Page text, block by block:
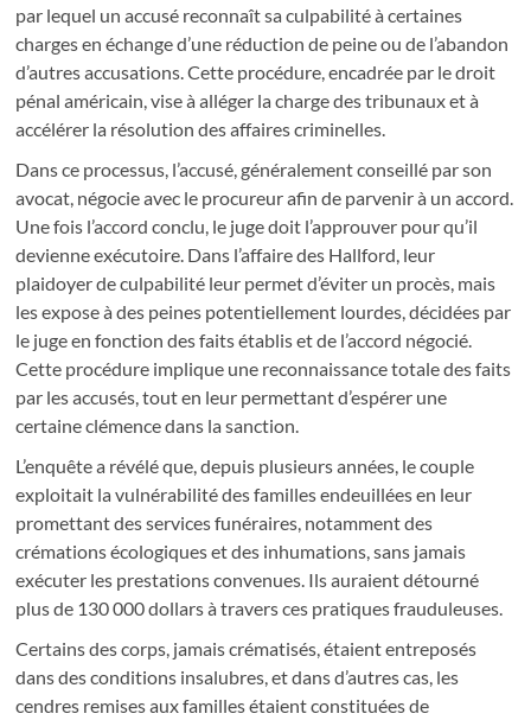
par lequel un accusé reconnaît sa culpabilité à certaines
charges en échange d’une réduction de peine ou de l’abandon
d’autres accusations. Cette procédure, encadrée par le droit
pénal américain, vise à alléger la charge des tribunaux et à
accélérer la résolution des affaires criminelles.
Dans ce processus, l’accusé, généralement conseillé par son
avocat, négocie avec le procureur afin de parvenir à un accord.
Une fois l’accord conclu, le juge doit l’approuver pour qu’il
devienne exécutoire. Dans l’affaire des Hallford, leur
plaidoyer de culpabilité leur permet d’éviter un procès, mais
les expose à des peines potentiellement lourdes, décidées par
le juge en fonction des faits établis et de l’accord négocié.
Cette procédure implique une reconnaissance totale des faits
par les accusés, tout en leur permettant d’espérer une
certaine clémence dans la sanction.
L’enquête a révélé que, depuis plusieurs années, le couple
exploitait la vulnérabilité des familles endeuillées en leur
promettant des services funéraires, notamment des
crémations écologiques et des inhumations, sans jamais
exécuter les prestations convenues. Ils auraient détourné
plus de 130 000 dollars à travers ces pratiques frauduleuses.
Certains des corps, jamais crématisés, étaient entreposés
dans des conditions insalubres, et dans d’autres cas, les
cendres remises aux familles étaient constituées de